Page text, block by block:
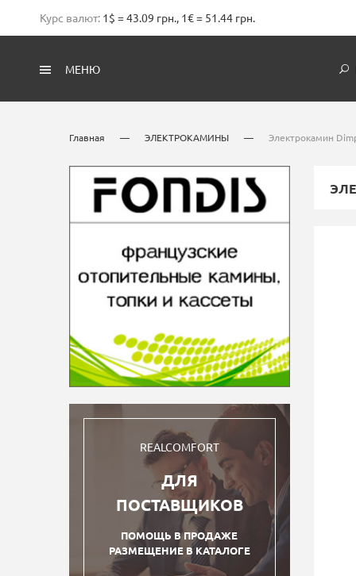
Курс валют: 1$ = 43.09 грн., 1€ = 51.44 грн.
МЕНЮ
Главная — ЭЛЕКТРОКАМИНЫ — Электрокамин
REALCOMFORT
ДЛЯ
ПОСТАВЩИКОВ
ПОМОЩЬ В ПРОДАЖЕ
РАЗМЕЩЕНИЕ В КАТАЛОГЕ